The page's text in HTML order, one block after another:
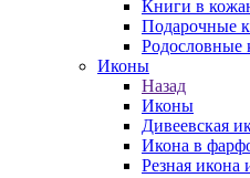
Книги в
Подарочные
Родословные
Иконы
Назад
Иконы
Дивеевская
Икона в
Резная икона